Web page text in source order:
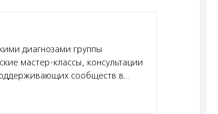
диагнозами группы
мастер-классы, консультации
сообществ в…